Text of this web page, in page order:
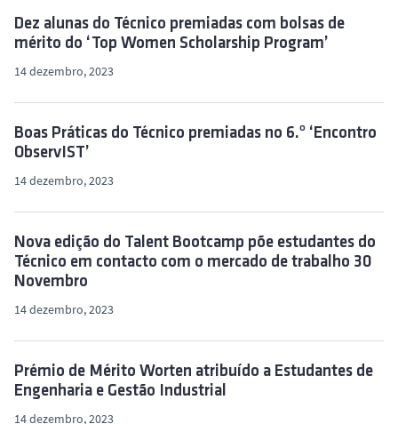
Dez alunas do Técnico premiadas com bolsas de
mérito do ‘Top Women Scholarship Program’
14 dezembro, 2023
Boas Práticas do Técnico premiadas no 6.º ‘Encontro
ObservIST’
14 dezembro, 2023
Nova edição do Talent Bootcamp põe estudantes do
Técnico em contacto com o mercado de trabalho 30
Novembro
14 dezembro, 2023
Prémio de Mérito Worten atribuído a Estudantes de
Engenharia e Gestão Industrial
14 dezembro, 2023